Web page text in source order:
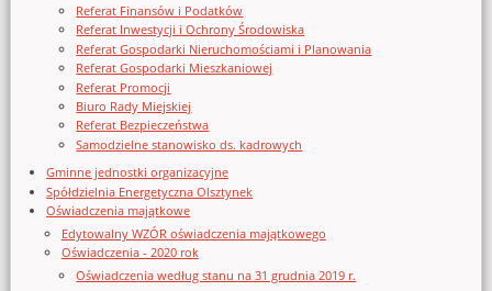
Referat Finansów i Podatków
Referat Inwestycji i Ochrony Środowiska
Referat Gospodarki Nieruchomościami i Planowania
Referat Gospodarki Mieszkaniowej
Referat Promocji
Biuro Rady Miejskiej
Referat Bezpieczeństwa
Samodzielne stanowisko ds. kadrowych
Gminne jednostki organizacyjne
Spółdzielnia Energetyczna Olsztynek
Oświadczenia majątkowe
Edytowalny WZÓR oświadczenia majątkowego
Oświadczenia - 2020 rok
Oświadczenia według stanu na 31 grudnia 2019 r.